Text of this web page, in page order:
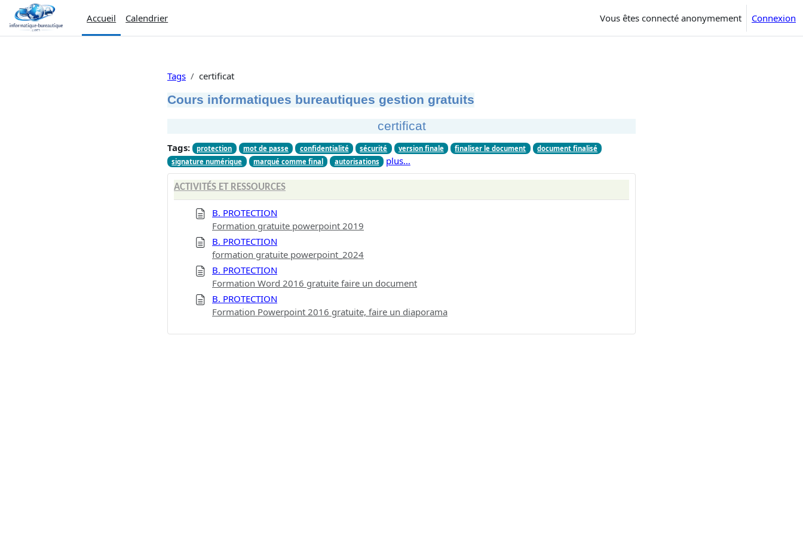
Passer au contenu principal
Accueil
Calendrier Vous êtes connecté anonymement Connexion
Tags certificat
Cours informatiques bureautiques gestion gratuits
certificat
Tags: protection mot de passe confidentialité sécurité version finale finaliser le document
document finalisé
signature numérique
marqué comme final autorisations plus…
ACTIVITÉS ET RESSOURCES
B. PROTECTION
Formation gratuite powerpoint 2019
B. PROTECTION
formation gratuite powerpoint_2024
B. PROTECTION
Formation Word 2016 gratuite faire un document
B. PROTECTION
Formation Powerpoint 2016 gratuite, faire un diaporama